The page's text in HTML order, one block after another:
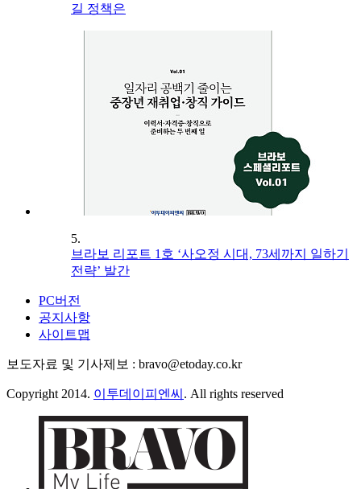
길 정책은
5.
브라보 리포트 1호 ‘사오정 시대, 73세까지 일하기
전략’ 발간
PC버전
공지사항
사이트맵
보도자료 및 기사제보 : bravo@etoday.co.kr
Copyright 2014. 이투데이피엔씨 . All rights reserved